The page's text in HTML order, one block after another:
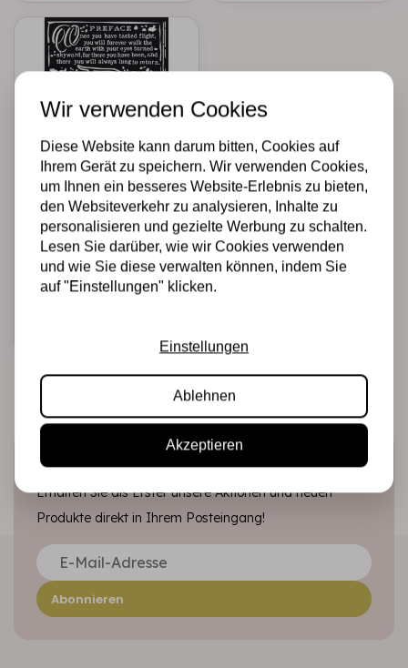
STAMPERIA
Thick Stencil cm
15X20 Sir
Vagabond wings
€4,50 Auf Lager
Melden Sie sich für den Newsletter an
Erhalten Sie als Erster unsere Aktionen und neuen
Produkte direkt in Ihrem Posteingang!
Abonnieren
Wir verwenden Cookies
Diese Website kann darum bitten, Cookies auf
Ihrem Gerät zu speichern. Wir verwenden Cookies,
um Ihnen ein besseres Website-Erlebnis zu bieten,
den Websiteverkehr zu analysieren, Inhalte zu
personalisieren und gezielte Werbung zu schalten.
Lesen Sie darüber, wie wir Cookies verwenden
und wie Sie diese verwalten können, indem Sie
auf "Einstellungen" klicken.
Einstellungen
Ablehnen
Akzeptieren